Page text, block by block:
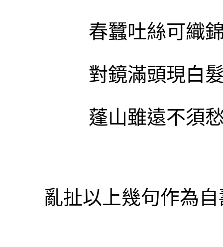
春蠶吐絲可織
對鏡滿頭現白
蓬山雖遠不須
亂扯以上幾句作為